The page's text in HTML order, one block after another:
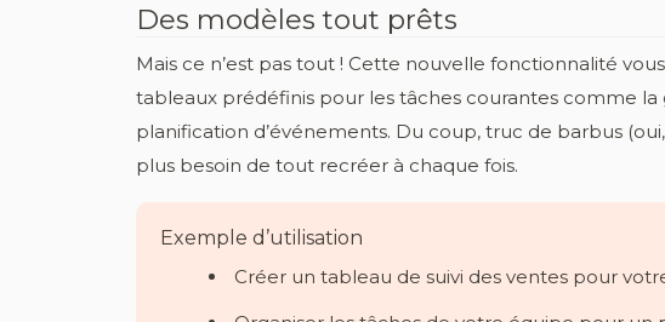
Des modèles tout prêts
Mais ce n’est pas tout ! Cette nouvelle fonctionnalité
tableaux prédéfinis pour les tâches courantes comme la
planification d’événements. Du coup, truc de barbus
plus besoin de tout recréer à chaque fois.
Exemple d’utilisation
Créer un tableau de suivi des ventes pour